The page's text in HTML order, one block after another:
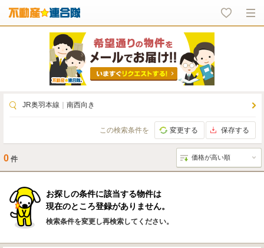
JR奥羽本線 南西向き
この検索条件を 変更する 保存する
0 件
お探しの条件に該当する物件は
現在のところ登録がありません。
検索条件を変更し再検索してください。